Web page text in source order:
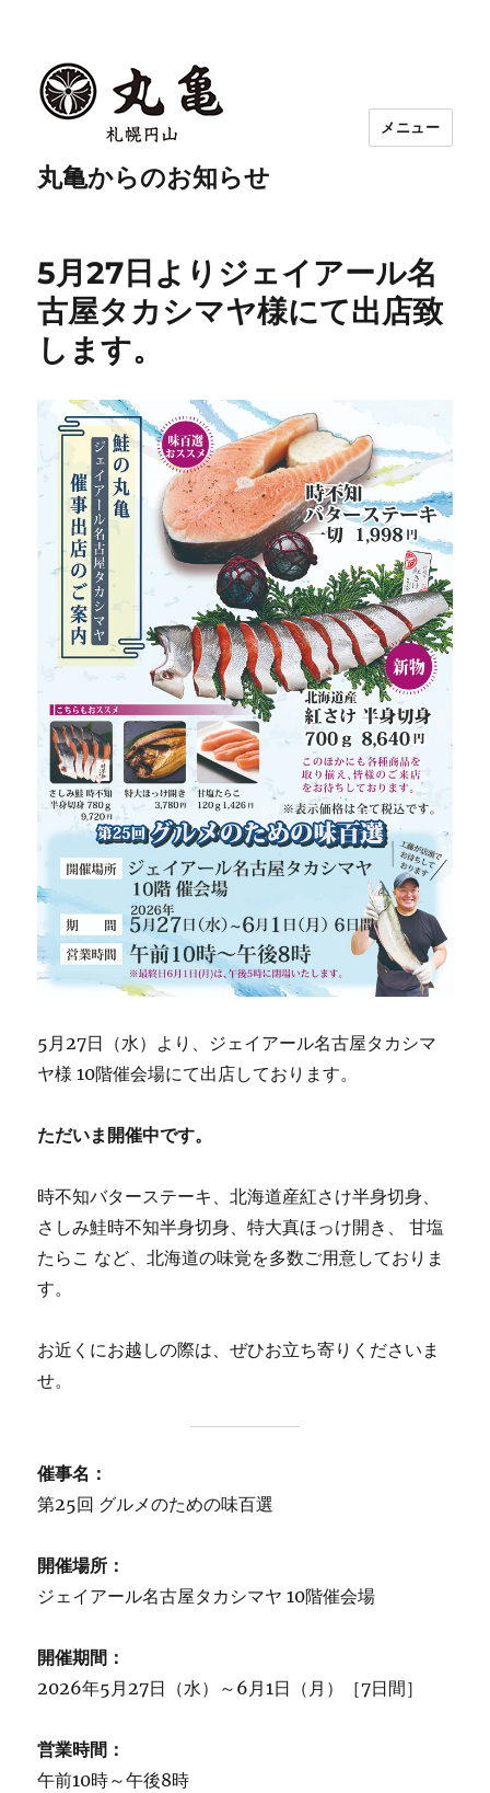
丸亀からのお知らせ
メニュー
5月27日よりジェイアール名
古屋タカシマヤ様にて出店致
します。
5月27日（水）より、ジェイアール名古屋タカシマ
ヤ様 10階催会場にて出店しております。
ただいま開催中です。
時不知バターステーキ、北海道産紅さけ半身切身、
さしみ鮭時不知半身切身、特大真ほっけ開き、 甘塩
たらこ など、北海道の味覚を多数ご用意しておりま
す。
お近くにお越しの際は、ぜひお立ち寄りくださいま
せ。
催事名：
第25回 グルメのための味百選
開催場所：
ジェイアール名古屋タカシマヤ 10階催会場
開催期間：
2026年5月27日（水）～6月1日（月）［7日間］
営業時間：
午前10時～午後8時